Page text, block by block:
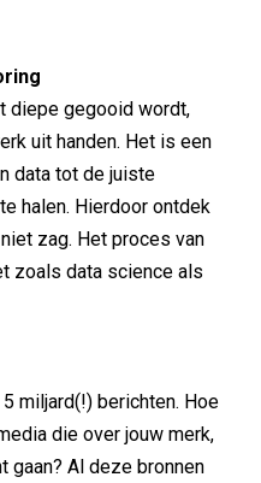
diepe gegooid wordt,
uit handen. Het is een
data tot de juiste
halen. Hierdoor ontdek
zag. Het proces van
zoals data science als
miljard(!) berichten. Hoe
die over jouw merk,
gaan? Al deze bronnen